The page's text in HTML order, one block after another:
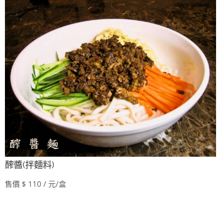
醡醬(拌麵料)
售價 $ 110 / 元/盒